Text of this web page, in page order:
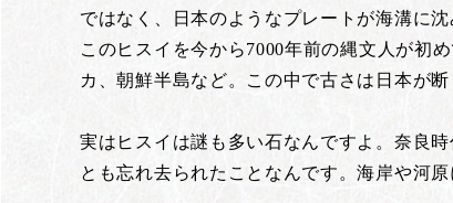
ではなく、日本のようなプレートが海溝に
このヒスイを今から7000年前の縄文人が初
カ、朝鮮半島など。この中で古さは日本が
実はヒスイは謎も多い石なんですよ。奈良
とも忘れ去られたことなんです。海岸や河